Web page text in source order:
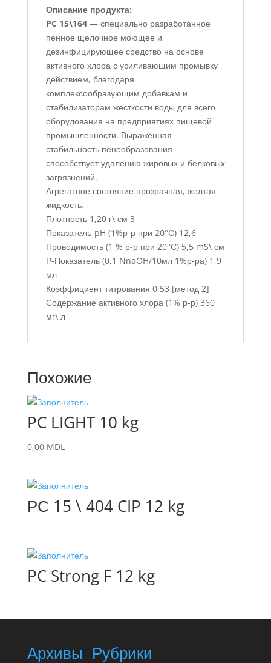
Описание продукта:
PC 15\164— специально разработанное
пенное щелочное моющее и
дезинфицирующее средство на основе
активного хлора с усиливающим промывку
действием, благодаря
комплексообразующим добавкам и
стабилизаторам жесткости воды для всего
оборудования на предприятиях пищевой
промышленности. Выраженная
стабильность пенообразования
способствует удалению жировых и белковых
загрязнений.
Агрегатное состояние прозрачная, желтая
жидкость.
Плотность 1,20 г\ см 3
Показатель-pH (1%р-р при 20°С) 12,6
Проводимость (1 % р-р при 20°С) 5,5 mS\ см
Р-Показатель (0,1 NnaOH/10мл 1%р-ра) 1,9
мл
Коэффициент титрования 0,53 [метод 2]
Содержание активного хлора (1% р-р) 360
мг\ л
Похожие
PC LIGHT 10 kg
0,00 MDL
РС 15 \ 404 CIP 12 kg
PC Strong F 12 kg
Архивы Рубрики